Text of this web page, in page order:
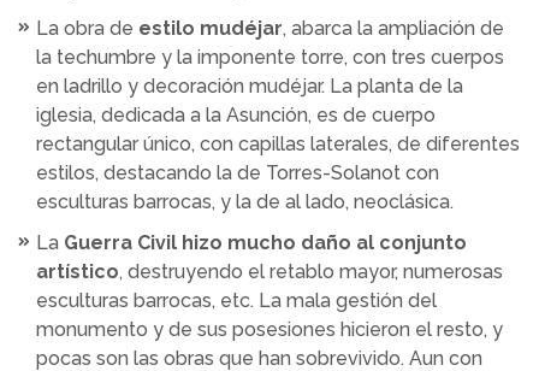
La obra de estilo mudéjar, abarca la ampliación de
la techumbre y la imponente torre, con tres cuerpos
en ladrillo y decoración mudéjar. La planta de la
iglesia, dedicada a la Asunción, es de cuerpo
rectangular único, con capillas laterales, de diferentes
estilos, destacando la de Torres-Solanot con
esculturas barrocas, y la de al lado, neoclásica.
La Guerra Civil hizo mucho daño al conjunto
artístico, destruyendo el retablo mayor, numerosas
esculturas barrocas, etc. La mala gestión del
monumento y de sus posesiones hicieron el resto, y
pocas son las obras que han sobrevivido. Aun con